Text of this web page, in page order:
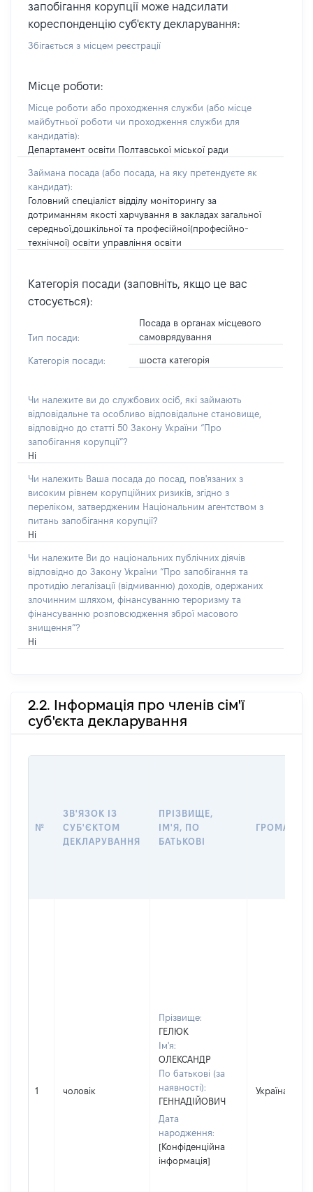
запобігання корупції може надсилати
кореспонденцію суб'єкту декларування:
Збігається з місцем реєстрації
Місце роботи:
Місце роботи або проходження служби (або місце
майбутньої роботи чи проходження служби для
кандидатів):
Департамент освіти Полтавської міської ради
Займана посада (або посада, на яку претендуєте як
кандидат):
Головний спеціаліст відділу моніторингу за
дотриманням якості харчування в закладах загальної
середньої,дошкільної та професійної(професійно-
технічної) освіти управління освіти
Категорія посади (заповніть, якщо це вас
стосується):
Тип посади:
Посада в органах місцевого
самоврядування
Категорія посади: шоста категорія
Чи належите ви до службових осіб, які займають
відповідальне та особливо відповідальне становище,
відповідно до статті 50 Закону України “Про
запобігання корупції”?
Ні
Чи належить Ваша посада до посад, пов'язаних з
високим рівнем корупційних ризиків, згідно з
переліком, затвердженим Національним агентством з
питань запобігання корупції?
Ні
Чи належите Ви до національних публічних діячів
відповідно до Закону України “Про запобігання та
протидію легалізації (відмиванню) доходів, одержаних
злочинним шляхом, фінансуванню тероризму та
фінансуванню розповсюдження зброї масового
знищення”?
Ні
2.2. Інформація про членів сім'ї
суб'єкта декларування
№
ЗВ'ЯЗОК ІЗ
СУБ'ЄКТОМ
ДЕКЛАРУВАННЯ
ПРІЗВИЩЕ,
ІМ'Я, ПО
БАТЬКОВІ
1 чоловік
Прізвище:
ГЕЛЮК
Ім'я:
ОЛЕКСАНДР
По батькові (за
наявності):
ГЕННАДІЙОВИЧ
Дата
народження:
[Конфіденційна
інформація]
Україна